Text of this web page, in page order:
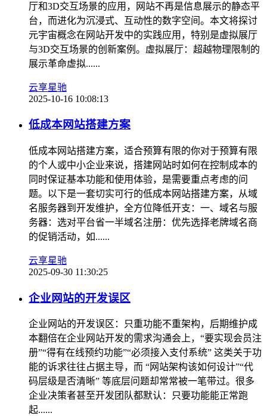
厅和3D交互场景的应用，网站不再是信息展示的静态平
台，而进化为沉浸式、互动性的数字空间。本文将探讨
元宇宙概念在网站开发中的实践应用，特别是虚拟展厅
与3D交互场景的创新案例。虚拟展厅：超越物理限制的
展示革命虚拟......
云享星驰
2025-10-16 10:08:13
低成本网站搭建方案
低成本网站搭建方案，适合预算有限的你对于预算有限
的个人或中小企业来说，搭建网站时如何在控制成本的
同时保证基本功能和使用体验，是需要重点考虑的问
题。以下是一套切实可行的低成本网站搭建方案，从域
名服务器到开发维护，全方位降低开支：一、域名与服
务器：选对平台省一半域名注册：优先选择老牌域名商
的促销活动，如......
云享星驰
2025-09-30 11:30:25
企业网站的开发误区
企业网站的开发误区：只重功能不重架构，后期维护成
本翻倍在企业网站开发的需求沟通会上，“要实现会员注
册”“得有在线预约功能”“必须接入支付系统” 这类关于功
能的诉求往往占据主导，而 “网站架构该如何设计”“代
码层级是否清晰” 等底层问题却常常被一笔带过。很多
企业决策者甚至开发团队都默认：只要功能能正常跑
起......